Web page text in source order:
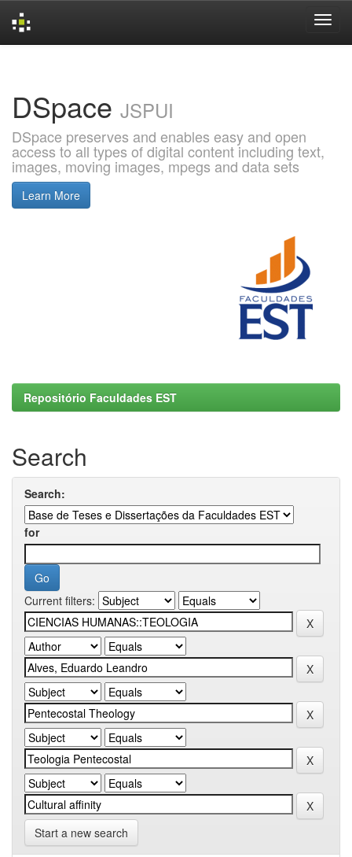
DSpace JSPUI
DSpace preserves and enables easy and open
access to all types of digital content including text,
images, moving images, mpegs and data sets
Learn More
Repositório Faculdades EST
Search
Search:
for
Current filters:
Start a new search